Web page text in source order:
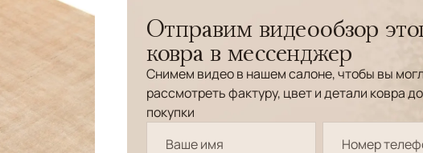
Отправим видеообзор
ковра в мессенджер
Снимем видео в нашем салоне, чтобы вы
рассмотреть фактуру, цвет и детали ковра
покупки